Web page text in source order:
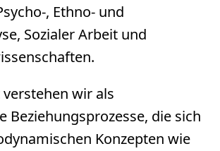
, Ethno- und
Sozialer Arbeit und
wir als
Beziehungsprozesse, die sich
Konzepten wie